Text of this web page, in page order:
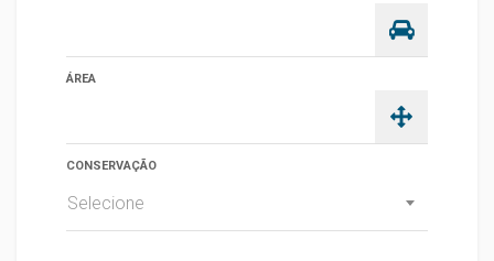
ÁREA
CONSERVAÇÃO
Selecione